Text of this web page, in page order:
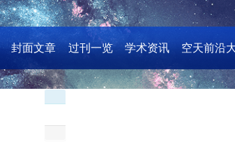
封面文章 过刊一览 学术资讯 空天前沿